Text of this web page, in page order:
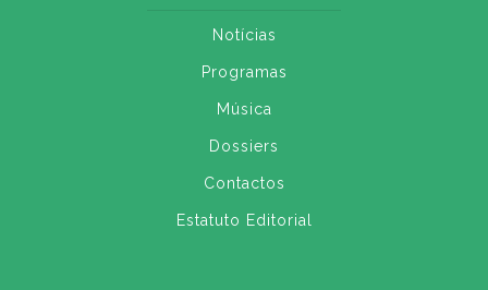
Notícias
Programas
Música
Dossiers
Contactos
Estatuto Editorial